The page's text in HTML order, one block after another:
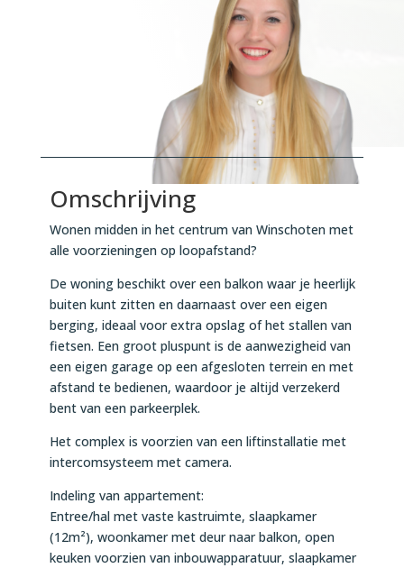
Omschrijving
Wonen midden in het centrum van Winschoten met
alle voorzieningen op loopafstand?
De woning beschikt over een balkon waar je heerlijk
buiten kunt zitten en daarnaast over een eigen
berging, ideaal voor extra opslag of het stallen van
fietsen. Een groot pluspunt is de aanwezigheid van
een eigen garage op een afgesloten terrein en met
afstand te bedienen, waardoor je altijd verzekerd
bent van een parkeerplek.
Het complex is voorzien van een liftinstallatie met
intercomsysteem met camera.
Indeling van appartement:
Entree/hal met vaste kastruimte, slaapkamer
(12m²), woonkamer met deur naar balkon, open
keuken voorzien van inbouwapparatuur, slaapkamer